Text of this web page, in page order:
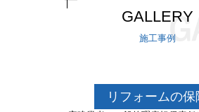
GALLERY
施工事例
リフォームの保